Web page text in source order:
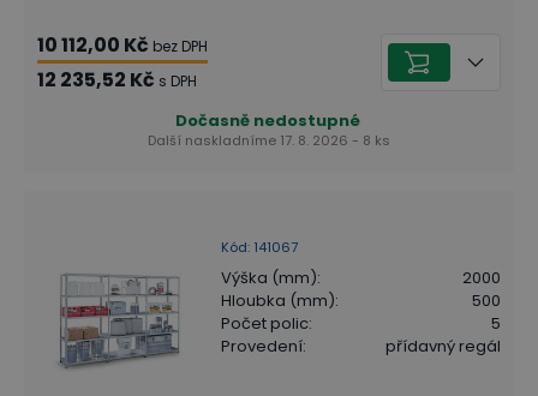
10 112,00 Kč bez DPH
12 235,52 Kč s DPH
Dočasně nedostupné
Další naskladníme 17. 8. 2026 - 8 ks
Kód: 141067
Výška (mm):
2000
Hloubka (mm):
500
Počet polic:
5
Provedení: přídavný regál